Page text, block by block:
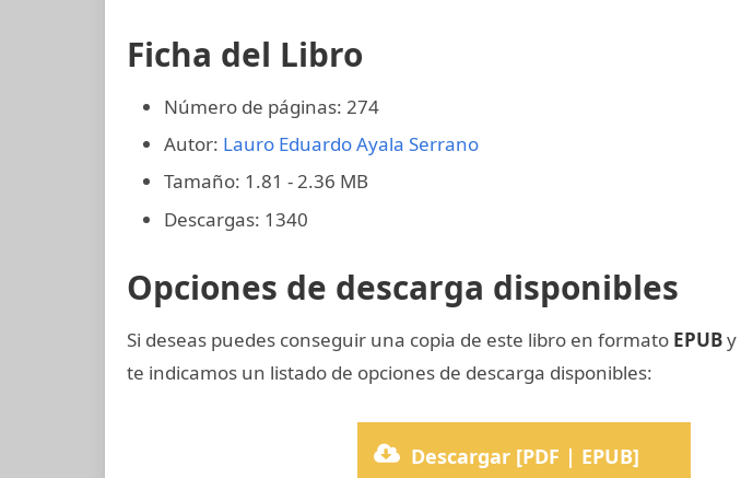
Ficha del Libro
Número de páginas: 274
Autor: Lauro Eduardo Ayala Serrano
Tamaño: 1.81 - 2.36 MB
Descargas: 1340
Opciones de descarga disponibles
Si deseas puedes conseguir una copia de este libro en formato EPUBy
te indicamos un listado de opciones de descarga disponibles:
Descargar [PDF | EPUB]